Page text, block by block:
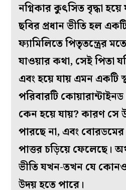
নগ্নিকার কুৎসিত বৃদ্ধা
ছবির প্রধান ভীতি হল
ফ্যামিলিতে পিতৃতন্ত্রের
যাওয়ার কথা, সেই পিতা
এবং হয়ে যায় এমন একটি
পরিবারটি
কেন হয়ে যায়? কারণ সে
পারছে না, এবং বোরডমের
পাত্তর চড়িয়ে ফেলেছে।
ভীতি যখন-তখন যে কোনও
উদয় হতে পারে।